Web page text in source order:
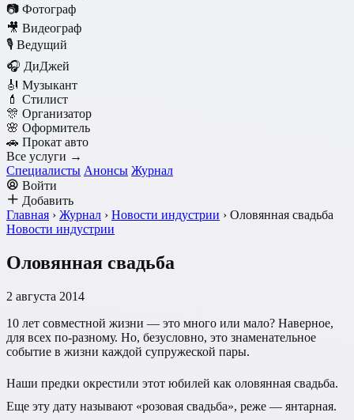
📷 Фотограф
🎥 Видеограф
🎙️ Ведущий
🎧 ДиДжей
🎻 Музыкант
💄 Стилист
🎊 Организатор
🌸 Оформитель
🚗 Прокат авто
Все услуги →
Специалисты Анонсы Журнал
Войти
Добавить
Главная › Журнал › Новости индустрии › Оловянная свадьба
Новости индустрии
Оловянная свадьба
2 августа 2014
10 лет совместной жизни — это много или мало? Наверное,
для всех по-разному. Но, безусловно, это знаменательное
событие в жизни каждой супружеской пары.
Наши предки окрестили этот юбилей как оловянная свадьба.
Еще эту дату называют «розовая свадьба», реже — янтарная.